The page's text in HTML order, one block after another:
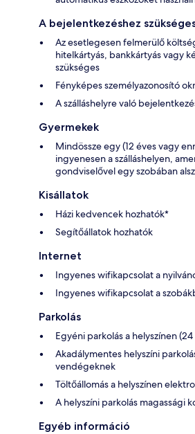
A bejelentkezéshez
Az esetlegesen felmerülő
hitelkártyás, bankkártyás vagy
szükséges
Fényképes személyazonosító
A szálláshelyre való
Gyermekek
Mindössze egy (12 éves vagy
ingyenesen a szálláshelyen,
gondviselővel egy szobában
Kisállatok
Házi kedvencek hozhatók*
Segítőállatok hozhatók
Internet
Ingyenes wifikapcsolat a
Ingyenes wifikapcsolat a
Parkolás
Egyéni parkolás a helyszínen
Akadálymentes helyszíni
vendégeknek
Töltőállomás a helyszínen
A helyszíni parkolás magassági
Egyéb információ